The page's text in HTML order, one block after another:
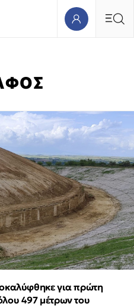
για πρώτη
497 μέτρων του